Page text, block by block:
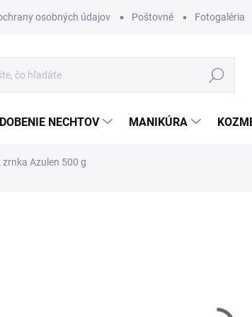
osobných údajov Poštovné Fotogaléria
Hľadať
NECHTOV MANIKÚRA
Azulen 500 g